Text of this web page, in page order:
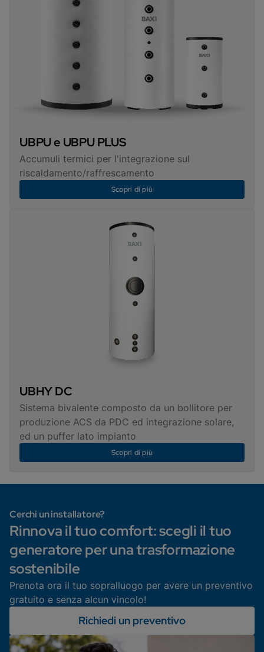
UBPU e UBPU PLUS
Accumuli termici per l'integrazione sul
riscaldamento/raffrescamento
Scopri di più
UBHY DC
Sistema bivalente composto da un bollitore per
produzione ACS da PDC ed integrazione solare,
ed un puffer lato impianto
Scopri di più
Cerchi un installatore?
Rinnova il tuo comfort: scegli il tuo
generatore per una trasformazione
sostenibile
Prenota ora il tuo sopralluogo per avere un preventivo
gratuito e senza alcun vincolo!
Richiedi un preventivo